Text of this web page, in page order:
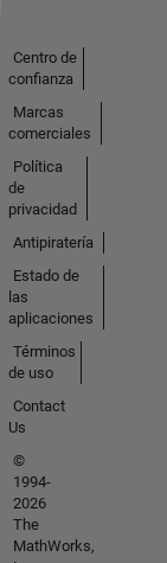
Centro de
confianza
Marcas
comerciales
Política
de
privacidad
Antipiratería
Estado de
las
aplicaciones
Términos
de uso
Contact
Us
©
1994-
2026
The
MathWorks,